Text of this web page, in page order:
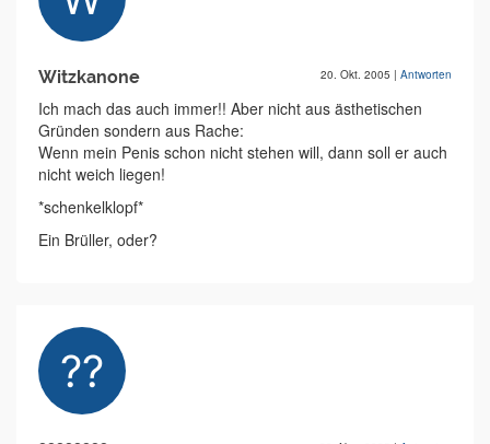
Witzkanone 20. Okt. 2005 | Antworten
Ich mach das auch immer!! Aber nicht aus ästhetischen
Gründen sondern aus Rache:
Wenn mein Penis schon nicht stehen will, dann soll er auch
nicht weich liegen!
*schenkelklopf*
Ein Brüller, oder?